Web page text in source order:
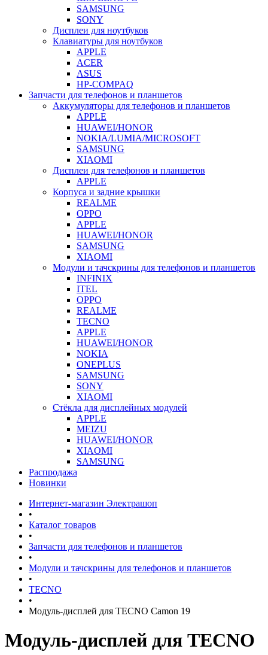
SAMSUNG
SONY
Дисплеи для ноутбуков
Клавиатуры для ноутбуков
APPLE
ACER
ASUS
HP-COMPAQ
Запчасти для телефонов и планшетов
Аккумуляторы для телефонов и планшетов
APPLE
HUAWEI/HONOR
NOKIA/LUMIA/MICROSOFT
SAMSUNG
XIAOMI
Дисплеи для телефонов и планшетов
APPLE
Корпуса и задние крышки
REALME
OPPO
APPLE
HUAWEI/HONOR
SAMSUNG
XIAOMI
Модули и тачскрины для телефонов и планшетов
INFINIX
ITEL
OPPO
REALME
TECNO
APPLE
HUAWEI/HONOR
NOKIA
ONEPLUS
SAMSUNG
SONY
XIAOMI
Стёкла для дисплейных модулей
APPLE
MEIZU
HUAWEI/HONOR
XIAOMI
SAMSUNG
Распродажа
Новинки
Интернет-магазин Электрашоп
•
Каталог товаров
•
Запчасти для телефонов и планшетов
•
Модули и тачскрины для телефонов и планшетов
•
TECNO
•
Модуль-дисплей для TECNO Camon 19
Модуль-дисплей для TECNO